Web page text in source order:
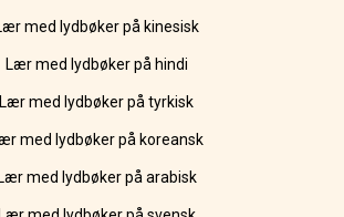
med lydbøker på kinesisk
Lær med lydbøker på hindi
Lær med lydbøker på tyrkisk
med lydbøker på koreansk
Lær med lydbøker på arabisk